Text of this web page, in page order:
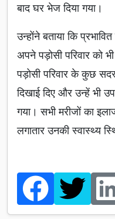
बाद घर भेज दिया गया।
उन्होंने बताया कि
अपने पड़ोसी परिवार को
पड़ोसी परिवार के कुछ
दिखाई दिए और उन्हें भी
गया। सभी मरीजों का
लगातार उनकी स्वास्थ्य